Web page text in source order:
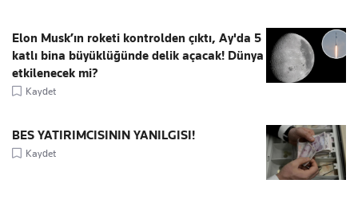
Elon Musk’ın roketi kontrolden çıktı, Ay'da 5
katlı bina büyüklüğünde delik açacak! Dünya
etkilenecek mi?
Kaydet
BES YATIRIMCISININ YANILGISI!
Kaydet